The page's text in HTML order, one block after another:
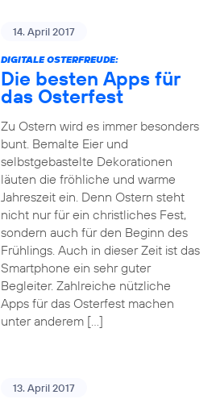
14. April 2017
DIGITALE OSTERFREUDE:
Die besten Apps für
das Osterfest
Zu Ostern wird es immer besonders
bunt. Bemalte Eier und
selbstgebastelte Dekorationen
läuten die fröhliche und warme
Jahreszeit ein. Denn Ostern steht
nicht nur für ein christliches Fest,
sondern auch für den Beginn des
Frühlings. Auch in dieser Zeit ist das
Smartphone ein sehr guter
Begleiter. Zahlreiche nützliche
Apps für das Osterfest machen
unter anderem […]
13. April 2017